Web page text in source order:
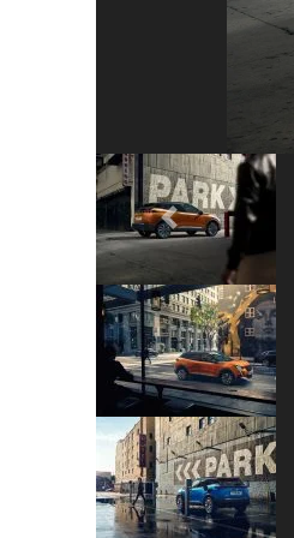
Previous